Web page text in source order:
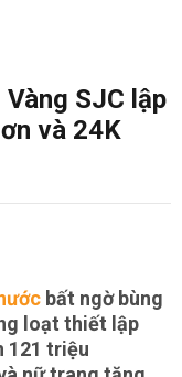
SJC lập
và 24K
bất ngờ bùng
loạt thiết lập
121 triệu